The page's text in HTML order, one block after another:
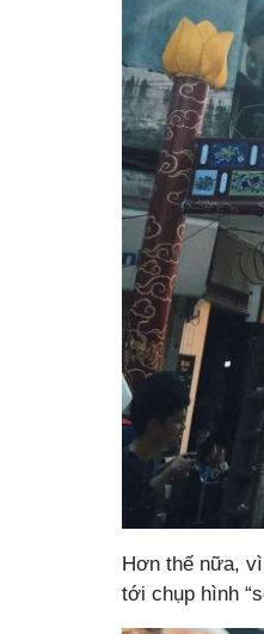
Hơn thế nữa,
tới chụp hình